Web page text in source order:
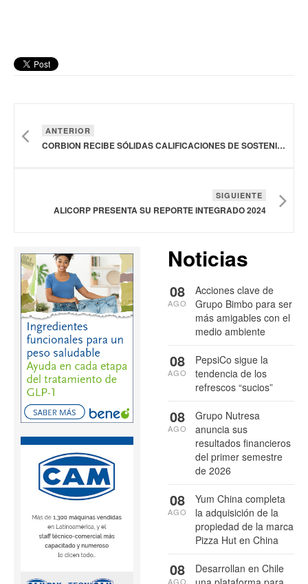
ANTERIOR
CORBION RECIBE SÓLIDAS CALIFICACIONES DE SOSTENIBILIDAD EN MÚLTIPLES CATEGORÍAS
SIGUIENTE
ALICORP PRESENTA SU REPORTE INTEGRADO 2024
Noticias
Acciones clave de
Grupo Bimbo para ser
más amigables con el
medio ambiente
08
AGO
PepsiCo sigue la
tendencia de los
refrescos “sucios”
08
AGO
Grupo Nutresa
anuncia sus
resultados financieros
del primer semestre
de 2026
08
AGO
Yum China completa
la adquisición de la
propiedad de la marca
Pizza Hut en China
08
AGO
Desarrollan en Chile
08
AGO